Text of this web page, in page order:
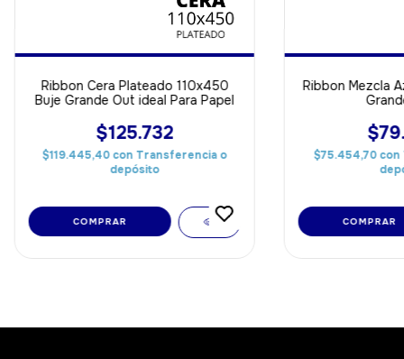
Ribbon Cera Plateado 110x450
Buje Grande Out ideal Para Papel
$125.732
$119.445,40con Transferencia o
depósito
Ribbon Mezcla
$75.454,70con
COMPRAR